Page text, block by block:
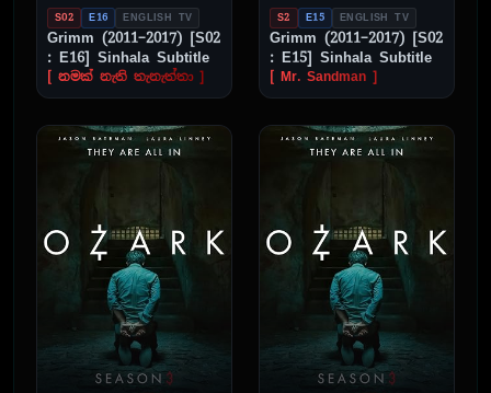
S02 E16 ENGLISH TV
Grimm (2011–2017) [S02
: E16] Sinhala Subtitle
[ නමක් නැති තැනැත්තා ]
S2 E15 ENGLISH TV
Grimm (2011–2017) [S02
: E15] Sinhala Subtitle
[ Mr. Sandman ]